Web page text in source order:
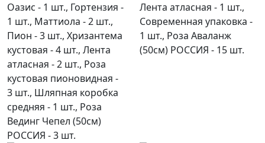
Оазис - 1 шт., Гортензия -
1 шт., Маттиола - 2 шт.,
Пион - 3 шт., Хризантема
кустовая - 4 шт., Лента
атласная - 2 шт., Роза
кустовая пионовидная -
3 шт., Шляпная коробка
средняя - 1 шт., Роза
Вединг Чепел (50см)
РОССИЯ - 3 шт.
Лента атласная - 1 шт.,
Современная упаковка -
1 шт., Роза Аваланж
(50см) РОССИЯ - 15 шт.